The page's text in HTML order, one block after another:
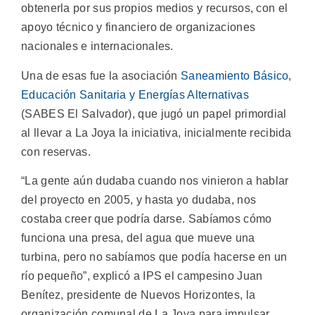
obtenerla por sus propios medios y recursos, con el
apoyo técnico y financiero de organizaciones
nacionales e internacionales.
Una de esas fue la asociación Saneamiento Básico,
Educación Sanitaria y Energías Alternativas
(SABES El Salvador), que jugó un papel primordial
al llevar a La Joya la iniciativa, inicialmente recibida
con reservas.
“La gente aún dudaba cuando nos vinieron a hablar
del proyecto en 2005, y hasta yo dudaba, nos
costaba creer que podría darse. Sabíamos cómo
funciona una presa, del agua que mueve una
turbina, pero no sabíamos que podía hacerse en un
río pequeño”, explicó a IPS el campesino Juan
Benítez, presidente de Nuevos Horizontes, la